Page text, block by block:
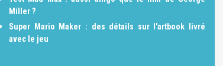
Miller ?
Super Mario Maker : des détails sur l'artbook livré
avec le jeu